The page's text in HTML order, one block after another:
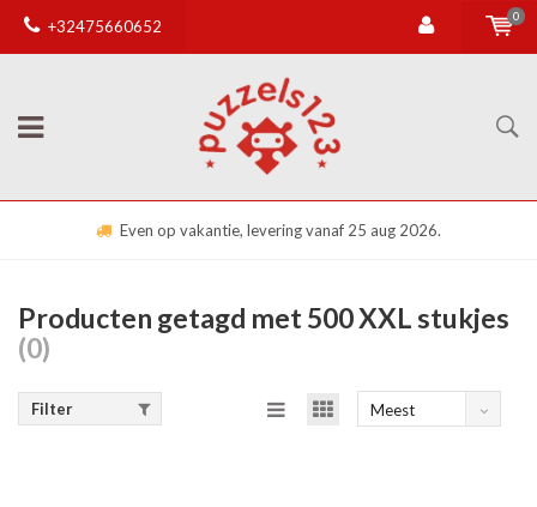
+32475660652
0
Even op vakantie, levering vanaf 25 aug 2026.
Producten getagd met 500 XXL stukjes
(0)
Filter
Meest